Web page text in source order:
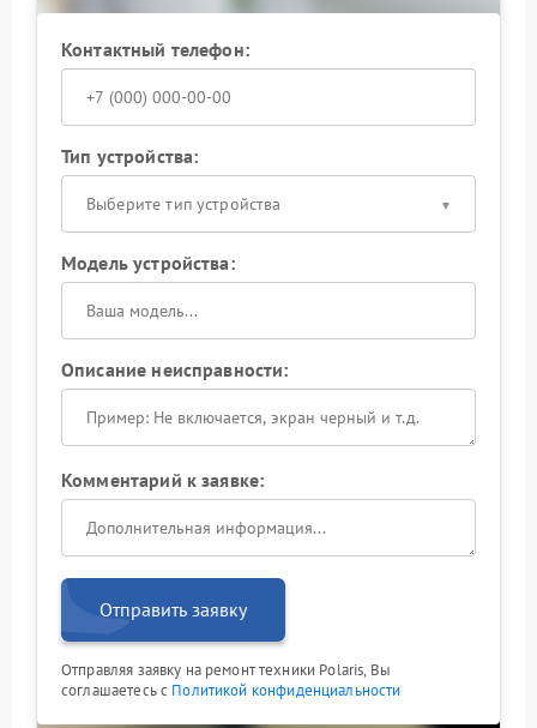
Контактный телефон:
Тип устройства:
Выберите тип устройства
Модель устройства:
Описание неисправности:
Комментарий к заявке:
Отправить заявку
Отправляя заявку на ремонт техники Polaris, Вы
соглашаетесь с Политикой конфиденциальности